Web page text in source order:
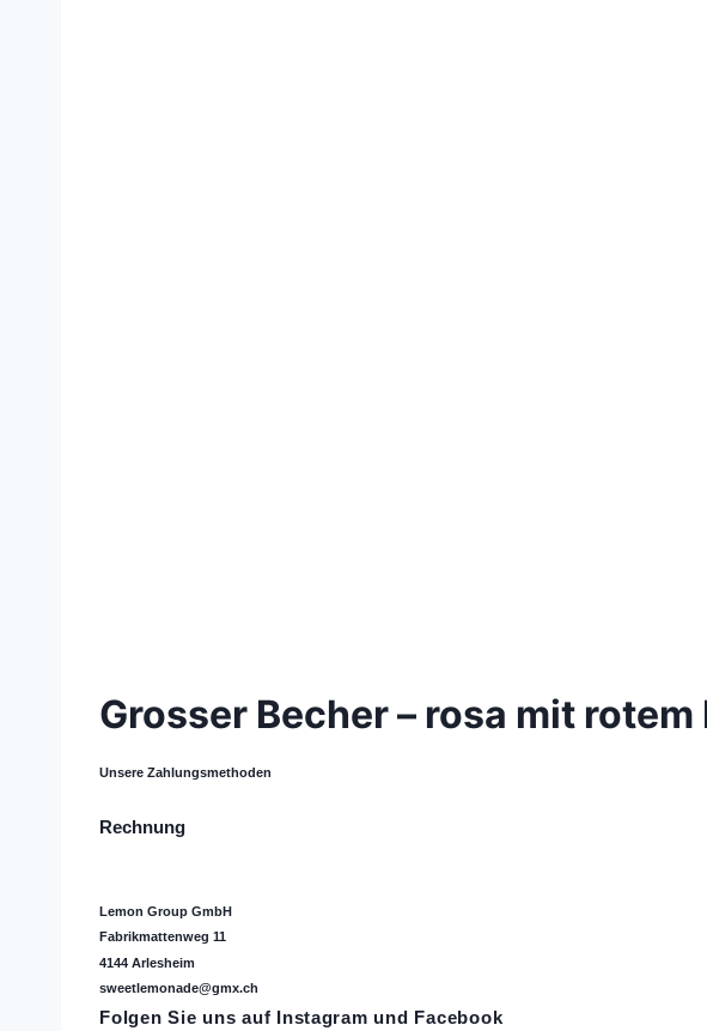
Grosser Becher – rosa mit rotem
Unsere Zahlungsmethoden
Rechnung
Lemon Group GmbH
Fabrikmattenweg 11
4144 Arlesheim
sweetlemonade@gmx.ch
Folgen Sie uns auf Instagram und Facebook